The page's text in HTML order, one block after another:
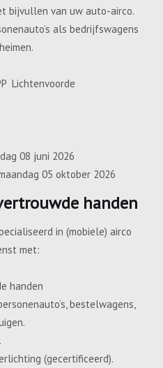
bijvullen van uw auto-airco.
als bedrijfswagens
Lichtenvoorde
08 juni 2026
05 oktober 2026
handen
in (mobiele) airco
met:
handen
bestelwagens,
(gecertificeerd).